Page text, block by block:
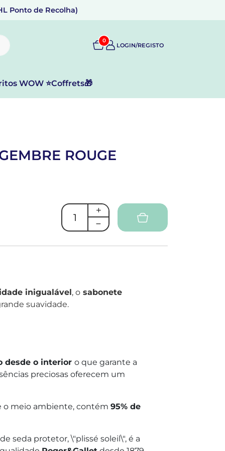
Ponto de Recolha)
0
LOGIN/REGISTO
WOW ⭐Coffrets🎁
ROUGE
inigualável, o sabonete
suavidade.
desde o interior o que garante a
preciosas oferecem um
o meio ambiente, contém 95% de
seda protetor, \"plissé soleil\", é a